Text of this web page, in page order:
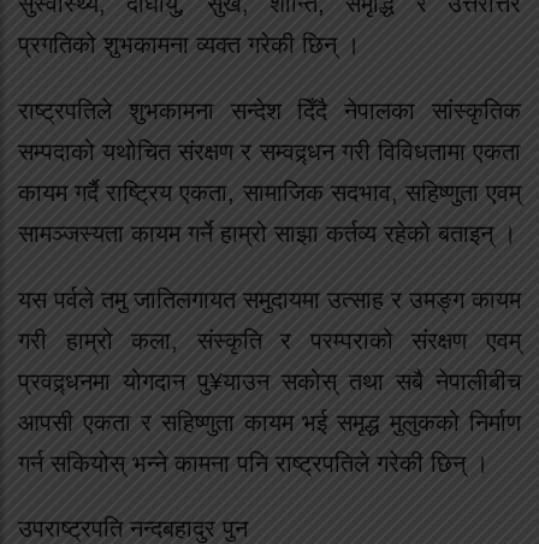
प्रगतिको शुभकामना व्यक्त गरेकी छिन् ।
राष्ट्रपतिले शुभकामना सन्देश दिँदै नेपालका सांस्कृतिक
सम्पदाको यथोचित संरक्षण र सम्वद्र्धन गरी विविधतामा एकता
कायम गर्दै राष्ट्रिय एकता, सामाजिक सदभाव, सहिष्णुता एवम्
सामञ्जस्यता कायम गर्ने हाम्रो साझा कर्तव्य रहेको बताइन् ।
यस पर्वले तमु जातिलगायत समुदायमा उत्साह र उमङ्ग कायम
गरी हाम्रो कला, संस्कृति र परम्पराको संरक्षण एवम्
प्रवद्र्धनमा योगदान पु¥याउन सकोस् तथा सबै नेपालीबीच
आपसी एकता र सहिष्णुता कायम भई समृद्ध मुलुकको निर्माण
गर्न सकियोस् भन्ने कामना पनि राष्ट्रपतिले गरेकी छिन् ।
उपराष्ट्रपति नन्दबहादुर पुन